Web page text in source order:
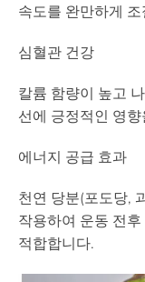
속도를 완만하게
심혈관 건강
칼륨 함량이 높고
선에 긍정적인 영
에너지 공급 효과
천연 당분(포도당,
작용하여 운동 전
적합합니다.